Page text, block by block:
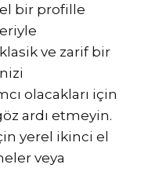
bir profille
ve zarif bir
olacakları için
ardı etmeyin.
yerel ikinci el
veya